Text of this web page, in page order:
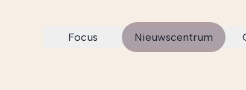
Focus Nieuwscentrum